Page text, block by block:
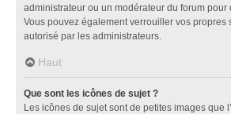
administrateur ou un modérateur du forum pour
Vous pouvez également verrouiller vos propres
autorisé par les administrateurs.
Haut
Que sont les icônes de sujet ?
Les icônes de sujet sont de petites images que